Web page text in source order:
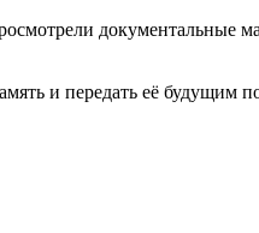
документальные
и передать её будущим